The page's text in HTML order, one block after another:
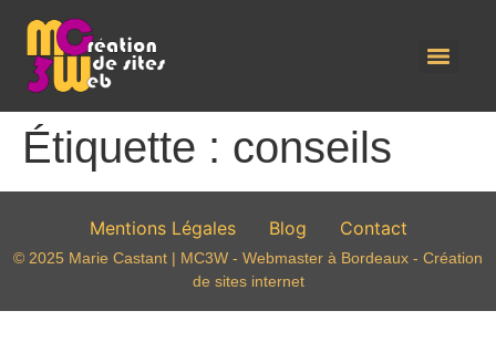
Étiquette : conseils
Mentions Légales Blog Contact
© 2025 Marie Castant | MC3W - Webmaster à Bordeaux - Création
de sites internet